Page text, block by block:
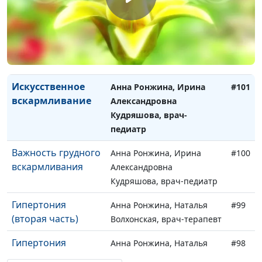
Психологический и
духовный аспекты
грудного
вскармливания
Анна Ронжина, Ирина
Александровна
Кудряшова, врач-педиатр
#102
Искусственное
вскармливание
Анна Ронжина, Ирина
Александровна
Кудряшова, врач-
педиатр
#101
Важность грудного
вскармливания
Анна Ронжина, Ирина
Александровна
Кудряшова, врач-педиатр
#100
Гипертония
(вторая часть)
Анна Ронжина, Наталья
Волхонская, врач-терапевт
#99
Гипертония
(первая часть)
Анна Ронжина, Наталья
Волхонская, врач-терапевт
#98